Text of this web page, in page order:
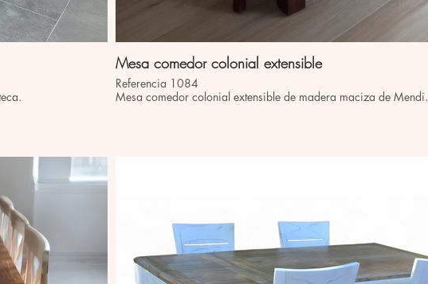
Mesa comedor colonial extensible
Referencia 1084
Mesa comedor colonial extensible de madera maciza de Mendi.